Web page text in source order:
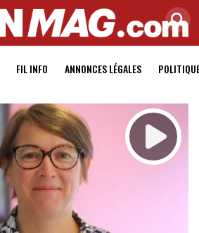
FIL INFO ANNONCES LÉGALES